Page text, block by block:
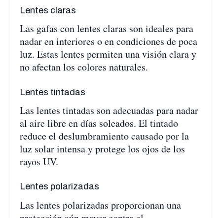
Lentes claras
Las gafas con lentes claras son ideales para
nadar en interiores o en condiciones de poca
luz. Estas lentes permiten una visión clara y
no afectan los colores naturales.
Lentes tintadas
Las lentes tintadas son adecuadas para nadar
al aire libre en días soleados. El tintado
reduce el deslumbramiento causado por la
luz solar intensa y protege los ojos de los
rayos UV.
Lentes polarizadas
Las lentes polarizadas proporcionan una